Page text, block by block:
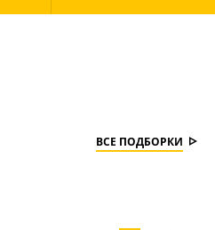
ВСЕ ПОДБОРКИ